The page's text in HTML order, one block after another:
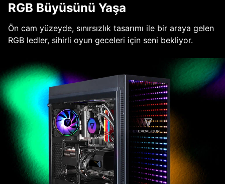
RGB Büyüsünü Yaşa
Ön cam yüzeyde, sınırsızlık tasarımı ile bir araya gelen
RGB ledler, sihirli oyun geceleri için seni bekliyor.